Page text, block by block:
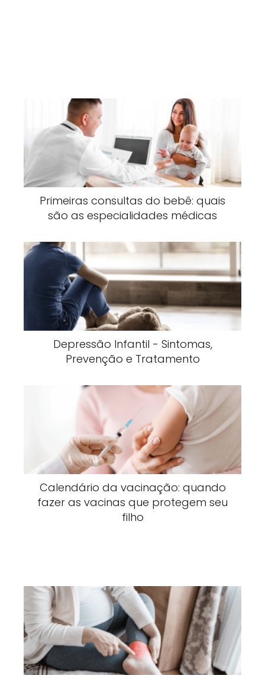
Primeiras consultas do bebê: quais
são as especialidades médicas
Depressão Infantil - Sintomas,
Prevenção e Tratamento
Calendário da vacinação: quando
fazer as vacinas que protegem seu
filho